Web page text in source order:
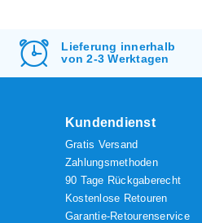
KostenlosVersand
& Rücksendung
Kundendienst
Gratis Versand
Zahlungsmethoden
90 Tage Rückgaberecht
Kostenlose Retouren
Garantie-Retourenservice